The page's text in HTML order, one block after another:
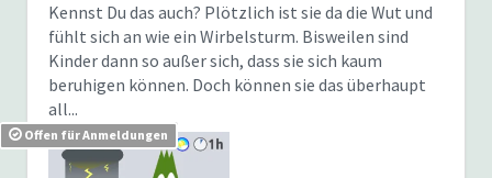
Kennst Du das auch? Plötzlich ist sie da die Wut und
fühlt sich an wie ein Wirbelsturm. Bisweilen sind
Kinder dann so außer sich, dass sie sich kaum
beruhigen können. Doch können sie das überhaupt
all...
Offen für Anmeldungen